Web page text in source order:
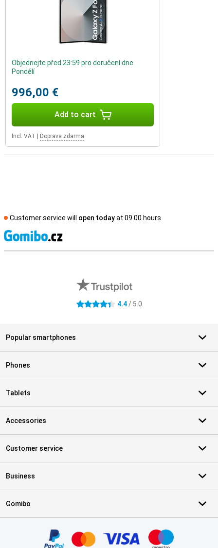
Objednejte před 23:59 pro doručení dne
Pondělí
996,00 €
Add to cart
Incl. VAT Doprava zdarma
Customer service will open todayat 09.00 hours
4.4 stars 4.4/ 5.0
Popular smartphones
Phones
Tablets
Accessories
Customer service
Business
Gomibo